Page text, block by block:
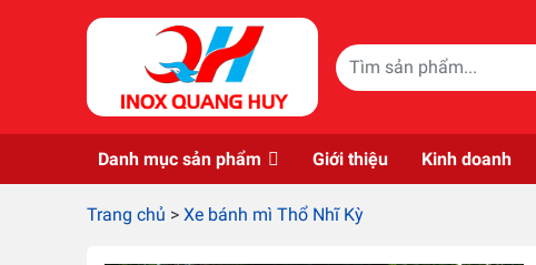
Danh mục sản phẩm Giới thiệu Kinh doanh
Trang chủ > Xe bánh mì Thổ Nhĩ Kỳ